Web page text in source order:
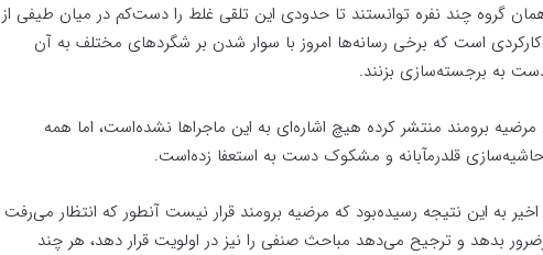
گروه چند نفره توانستند تا حدودی این تلقی غلط را دست‌کم در میان طیفی از
کارکردی است که برخی رسانه‌ها امروز با سوار شدن بر شگرد‌های مختلف به آن
به برجسته‌سازی بزنند.
مرضیه برومند منتشر کرده هیچ اشاره‌ای به این ماجرا‌ها نشده‌است، اما همه
حاشیه‌سازی قلدرمآبانه و مشکوک دست به استعفا زده‌است.
به این نتیجه رسیده‌بود که مرضیه برومند قرار نیست آنطور که انتظار می‌رفت
بدهد و ترجیح می‌دهد مباحث صنفی را نیز در اولویت قرار دهد، هر چند